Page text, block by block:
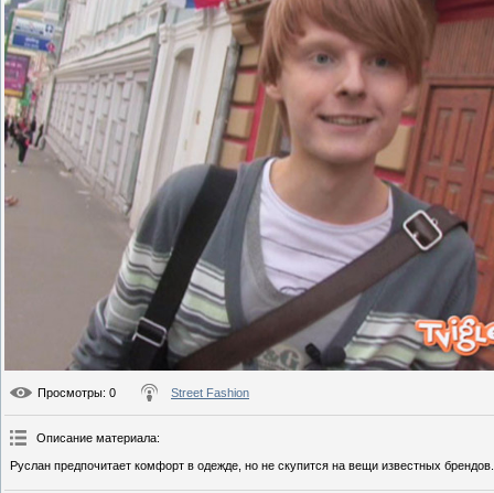
Просмотры: 0 Street Fashion
Описание материала:
Руслан предпочитает комфорт в одежде, но не скупится на вещи известных брендов.